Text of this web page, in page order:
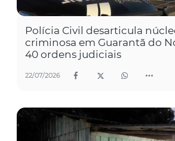
Polícia Civil desarticula
criminosa em Guarantã do
40 ordens judiciais
22/07/2026